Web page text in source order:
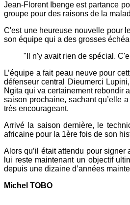
Jean-Florent Ibenge est partance
groupe pour des raisons de la
C'est une heureuse nouvelle pour
son équipe qui a des grosses
"Il n'y avait rien de spécial.
L’équipe a fait peau neuve pour
défenseur central Dieumerci
Ngita qui va certainement rebondir
saison prochaine, sachant qu’elle
très encourageant.
Arrivé la saison dernière, le
africaine pour la 1ère fois de son
Alors qu’il était attendu pour
lui reste maintenant un objectif
depuis une dizaine d’années
Michel TOBO